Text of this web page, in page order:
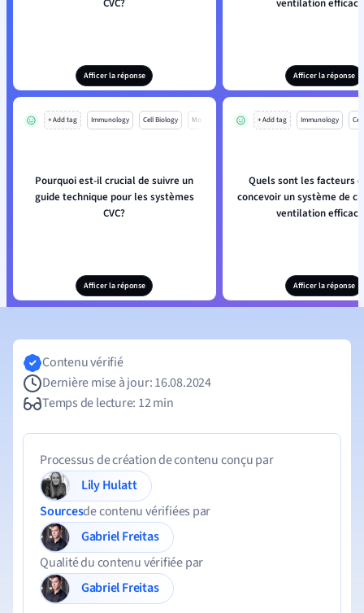
CVC?
Afficer la réponse
ventilation
Afficer la réponse
+ Add tag Immunology Cell Biology Mo
Pourquoi est-il crucial de suivre un
guide technique pour les systèmes
CVC?
Afficer la réponse
+ Add tag Immunology
Quels sont les facteurs
concevoir un système de
ventilation
Afficer la réponse
Contenu vérifié
Dernière mise à jour: 16.08.2024
Temps de lecture: 12 min
Processus de création de contenu conçu par
Lily Hulatt
Sourcesde contenu vérifiées par
Gabriel Freitas
Qualité du contenu vérifiée par
Gabriel Freitas